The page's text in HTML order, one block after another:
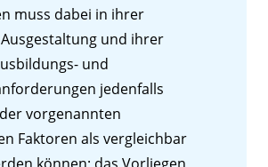
muss dabei in ihrer
und ihrer
und
jedenfalls
vorgenannten
Faktoren als vergleichbar